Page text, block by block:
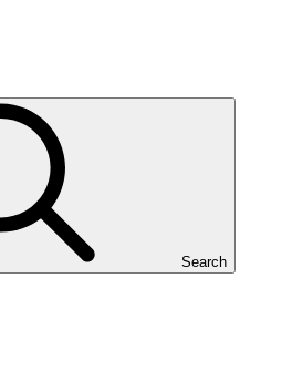
Search